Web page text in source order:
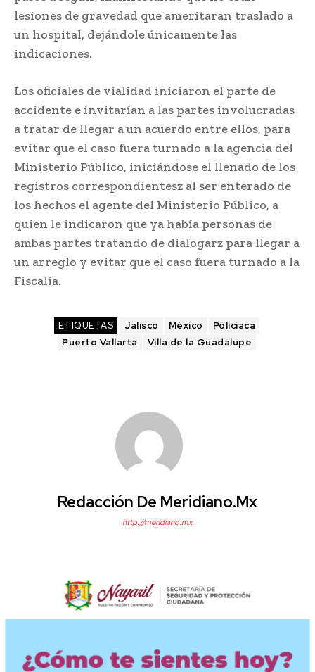
lesiones de gravedad que ameritaran traslado a
un hospital, dejándole únicamente las
indicaciones.
Los oficiales de vialidad iniciaron el parte de
accidente e invitarían a las partes involucradas
a tratar de llegar a un acuerdo entre ellos, para
evitar que el caso fuera turnado a la agencia del
Ministerio Público, iniciándose el llenado de los
registros correspondientesz al ser enterado de
los hechos el agente del Ministerio Público, a
quien le indicaron que ya había personas de
ambas partes tratando de dialogarz para llegar a
un arreglo y evitar que el caso fuera turnado a la
Fiscalía.
ETIQUETAS Jalisco México
Policiaca
Puerto Vallarta
Villa de la Guadalupe
Redacción De Meridiano.mx
http://meridiano.mx